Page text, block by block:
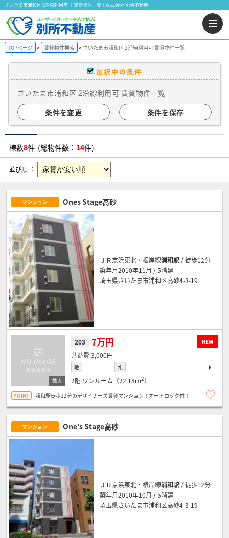
さいたま市浦和区 2沿線利用可 ｜賃貸物件一覧｜株式会社 別所不動産
TOPページ 賃貸物件検索 さいたま市浦和区 2沿線利用可 賃貸物件一覧
選択中の条件
さいたま市浦和区 2沿線利用可 賃貸物件一覧
条件を変更
条件を保存
棟数8件 (総物件数： 14件)
並び順 ：
マンション Ones Stage高砂
ＪＲ京浜東北・根岸線浦和駅 / 徒歩12分
築年月2010年11月 / 5階建
埼玉県さいたま市浦和区高砂4-3-19
NEW
203 7万円
3,000円
敷 礼
2階 ワンルーム（22.18ｍ2）
浦和駅徒歩12分のデザイナーズ賃貸マンション！オートロック付！
マンション One’s Stage高砂
ＪＲ京浜東北・根岸線浦和駅 / 徒歩12分
築年月2010年10月 / 5階建
埼玉県さいたま市浦和区高砂4-3-19